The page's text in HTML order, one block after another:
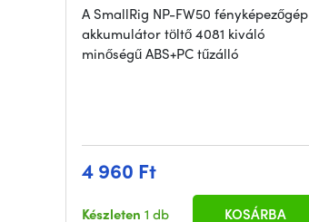
A SmallRig NP-FW50 fényképezőgép
akkumulátor töltő 4081 kiváló
minőségű ABS+PC tűzálló
4 960 Ft
Készleten 1 db KOSÁRBA